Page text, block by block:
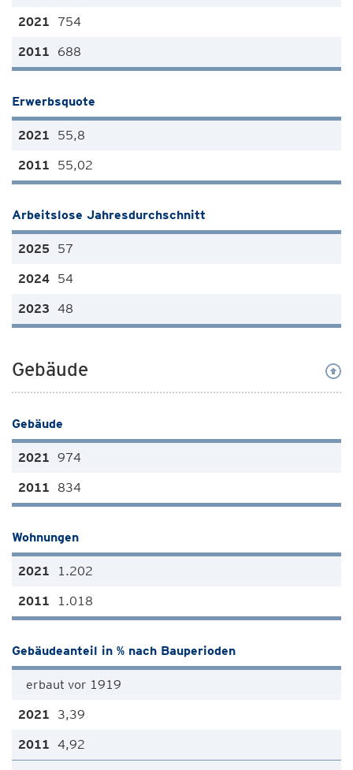
754
688
Erwerbsquote
55,8
55,02
Arbeitslose Jahresdurchschnitt
57
54
48
Gebäude
Gebäude
974
834
Wohnungen
1.202
1.018
Gebäudeanteil in % nach Bauperioden
erbaut vor 1919
3,39
4,92